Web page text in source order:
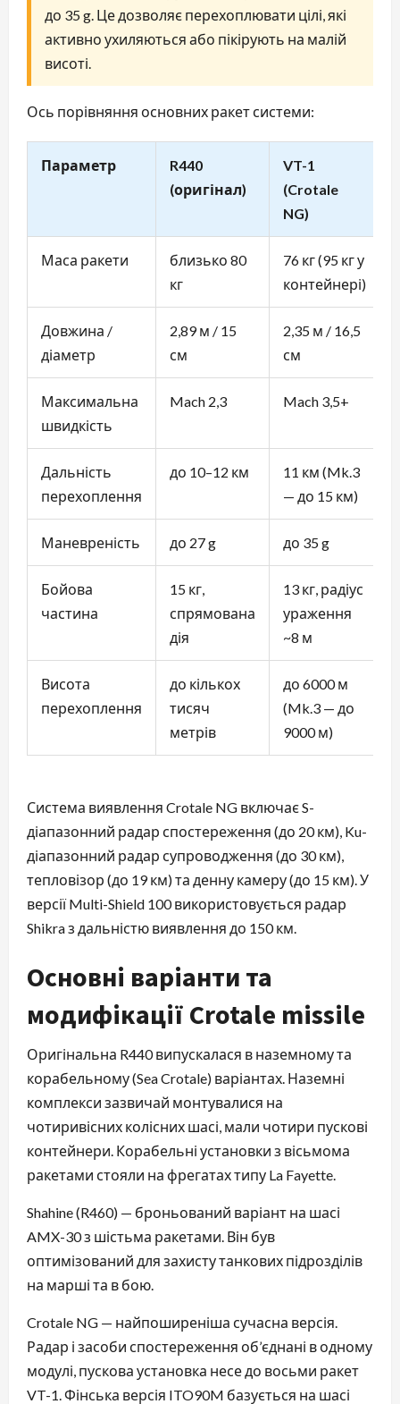
до 35 g. Це дозволяє перехоплювати цілі, які
активно ухиляються або пікірують на малій
висоті.
Ось порівняння основних ракет системи:
Параметр
R440
(оригінал)
VT-1
(Crotale
NG)
Маса ракети
близько 80
кг
76 кг (95 кг у
контейнері)
Довжина /
діаметр
2,89 м / 15
см
2,35 м / 16,5
см
Максимальна
швидкість
Mach 2,3 Mach 3,5+
Дальність
перехоплення
до 10–12 км
11 км (Mk.3
— до 15 км)
Маневреність до 27 g до 35 g
Бойова
частина
15 кг,
спрямована
дія
13 кг, радіус
ураження
~8 м
Висота
перехоплення
до кількох
тисяч
метрів
до 6000 м
(Mk.3 — до
9000 м)
Система виявлення Crotale NG включає S-
діапазонний радар спостереження (до 20 км), Ku-
діапазонний радар супроводження (до 30 км),
тепловізор (до 19 км) та денну камеру (до 15 км). У
версії Multi-Shield 100 використовується радар
Shikra з дальністю виявлення до 150 км.
Основні варіанти та
модифікації Crotale missile
Оригінальна R440 випускалася в наземному та
корабельному (Sea Crotale) варіантах. Наземні
комплекси зазвичай монтувалися на
чотиривісних колісних шасі, мали чотири пускові
контейнери. Корабельні установки з вісьмома
ракетами стояли на фрегатах типу La Fayette.
Shahine (R460) — броньований варіант на шасі
AMX-30 з шістьма ракетами. Він був
оптимізований для захисту танкових підрозділів
на марші та в бою.
Crotale NG — найпоширеніша сучасна версія.
Радар і засоби спостереження об’єднані в одному
модулі, пускова установка несе до восьми ракет
VT-1. Фінська версія ITO90M базується на шасі